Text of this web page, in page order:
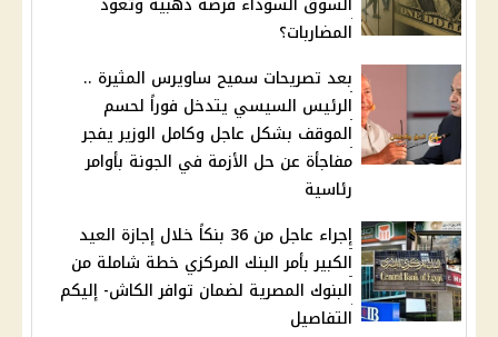
المضاربات؟
بعد تصريحات سميح ساويرس المثيرة ..
الرئيس السيسي يتدخل فوراً لحسم
الموقف بشكل عاجل وكامل الوزير يفجر
مفاجأة عن حل الأزمة في الجونة بأوامر
رئاسية
إجراء عاجل من 36 بنكاً خلال إجازة العيد
الكبير بأمر البنك المركزي خطة شاملة من
البنوك المصرية لضمان توافر الكاش- إليكم
التفاصيل